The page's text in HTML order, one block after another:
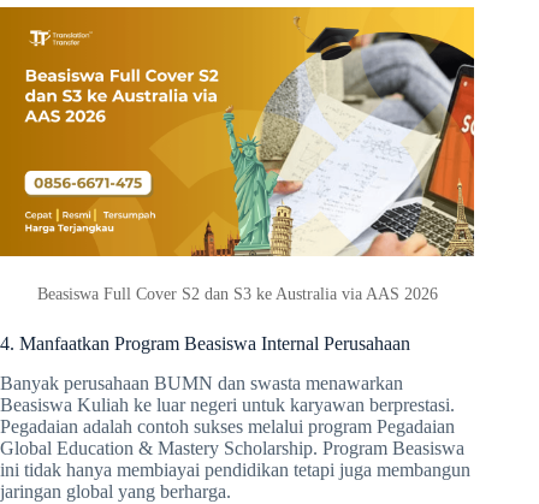
Beasiswa Full Cover S2 dan S3 ke Australia via AAS 2026
4. Manfaatkan Program Beasiswa Internal Perusahaan
Banyak perusahaan BUMN dan swasta menawarkan
Beasiswa Kuliah ke luar negeri untuk karyawan berprestasi.
Pegadaian adalah contoh sukses melalui program Pegadaian
Global Education & Mastery Scholarship. Program Beasiswa
ini tidak hanya membiayai pendidikan tetapi juga membangun
jaringan global yang berharga.